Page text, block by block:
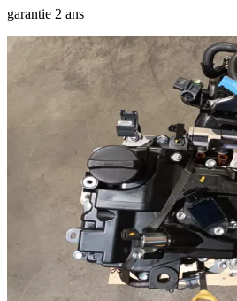
garantie 2 ans